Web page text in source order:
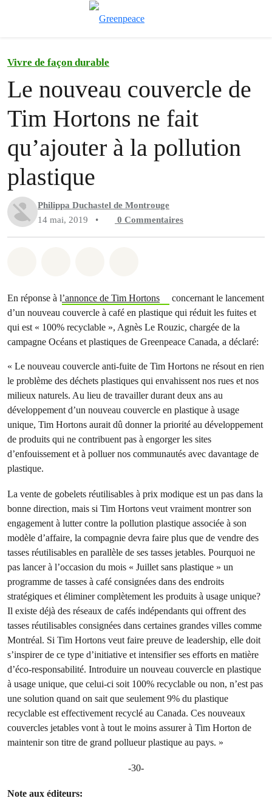
Vivre de façon durable
Le nouveau couvercle de
Tim Hortons ne fait
qu’ajouter à la pollution
plastique
Philippa Duchastel de Montrouge
14 mai, 2019
• 0 Commentaires
En réponse à l’annonce de Tim Hortons
concernant le lancement
d’un nouveau couvercle à café en plastique qui réduit les fuites et
qui est « 100% recyclable », Agnès Le Rouzic, chargée de la
campagne Océans et plastiques de Greenpeace Canada, a déclaré:
« Le nouveau couvercle anti-fuite de Tim Hortons ne résout en rien
le problème des déchets plastiques qui envahissent nos rues et nos
milieux naturels. Au lieu de travailler durant deux ans au
développement d’un nouveau couvercle en plastique à usage
unique, Tim Hortons aurait dû donner la priorité au développement
de produits qui ne contribuent pas à engorger les sites
d’enfouissement et à polluer nos communautés avec davantage de
plastique.
La vente de gobelets réutilisables à prix modique est un pas dans la
bonne direction, mais si Tim Hortons veut vraiment montrer son
engagement à lutter contre la pollution plastique associée à son
modèle d’affaire, la compagnie devra faire plus que de vendre des
tasses réutilisables en parallèle de ses tasses jetables. Pourquoi ne
pas lancer à l’occasion du mois « Juillet sans plastique » un
programme de tasses à café consignées dans des endroits
stratégiques et éliminer complètement les produits à usage unique?
Il existe déjà des réseaux de cafés indépendants qui offrent des
tasses réutilisables consignées dans certaines grandes villes comme
Montréal. Si Tim Hortons veut faire preuve de leadership, elle doit
s’inspirer de ce type d’initiative et intensifier ses efforts en matière
d’éco-responsabilité. Introduire un nouveau couvercle en plastique
à usage unique, que celui-ci soit 100% recyclable ou non, n’est pas
une solution quand on sait que seulement 9% du plastique
recyclable est effectivement recyclé au Canada. Ces nouveaux
couvercles jetables vont à tout le moins assurer à Tim Horton de
maintenir son titre de grand pollueur plastique au pays. »
-30-
Note aux éditeurs: